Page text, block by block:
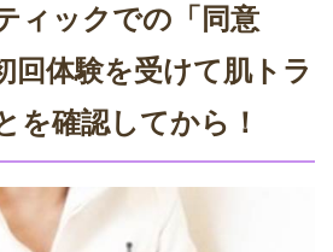
ィックでの「同意
回体験を受けて肌トラ
を確認してから！